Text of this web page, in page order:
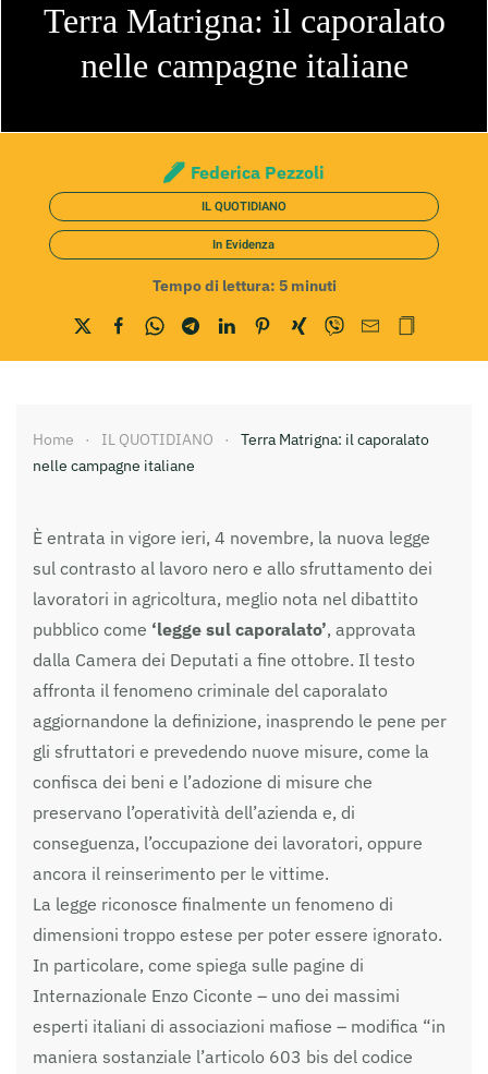
Terra Matrigna: il caporalato
nelle campagne italiane
Federica Pezzoli
IL QUOTIDIANO
In Evidenza
Tempo di lettura: 5 minuti
Home IL QUOTIDIANO
Terra Matrigna: il caporalato
nelle campagne italiane
È entrata in vigore ieri, 4 novembre, la nuova legge
sul contrasto al lavoro nero e allo sfruttamento dei
lavoratori in agricoltura, meglio nota nel dibattito
pubblico come ‘legge sul caporalato’, approvata
dalla Camera dei Deputati a fine ottobre. Il testo
affronta il fenomeno criminale del caporalato
aggiornandone la definizione, inasprendo le pene per
gli sfruttatori e prevedendo nuove misure, come la
confisca dei beni e l’adozione di misure che
preservano l’operatività dell’azienda e, di
conseguenza, l’occupazione dei lavoratori, oppure
ancora il reinserimento per le vittime.
La legge riconosce finalmente un fenomeno di
dimensioni troppo estese per poter essere ignorato.
In particolare, come spiega sulle pagine di
Internazionale Enzo Ciconte – uno dei massimi
esperti italiani di associazioni mafiose – modifica “in
maniera sostanziale l’articolo 603 bis del codice